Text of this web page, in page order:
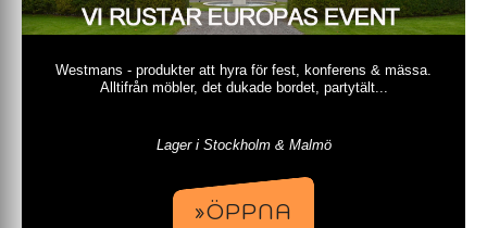
Westmans - produkter att hyra för fest, konferens & mässa.
Alltifrån möbler, det dukade bordet, partytält...
Lager i Stockholm & Malmö
»ÖPPNA